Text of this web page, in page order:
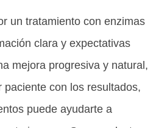
un tratamiento con enzimas
clara y expectativas
mejora progresiva y natural,
con los resultados,
puede ayudarte a